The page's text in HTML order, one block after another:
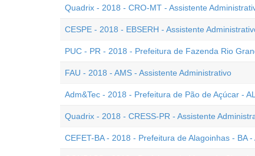
Quadrix - 2018 - CRO-MT - Assistente
CESPE - 2018 - EBSERH - Assistente
PUC - PR - 2018 - Prefeitura de Fazenda Rio
FAU - 2018 - AMS - Assistente Administrativo
Adm&Tec - 2018 - Prefeitura de Pão de Açúcar -
Quadrix - 2018 - CRESS-PR - Assistente
CEFET-BA - 2018 - Prefeitura de Alagoinhas - BA